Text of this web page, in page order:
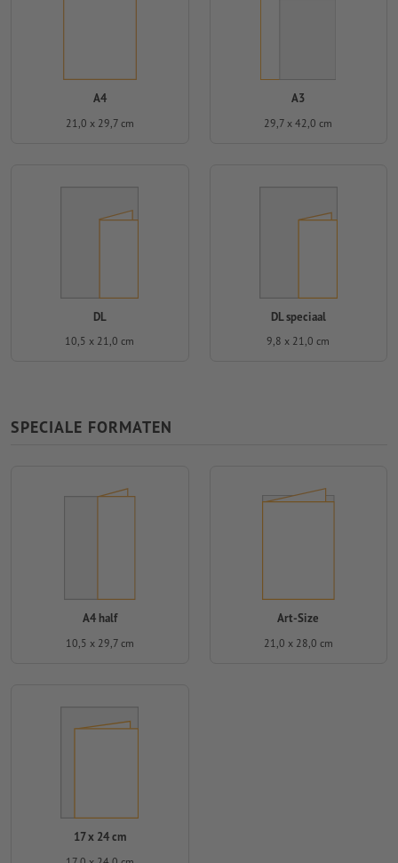
A4
21,0 x 29,7 cm
A3
29,7 x 42,0 cm
DL
10,5 x 21,0 cm
DL speciaal
9,8 x 21,0 cm
SPECIALE FORMATEN
A4 half
10,5 x 29,7 cm
Art-Size
21,0 x 28,0 cm
17 x 24 cm